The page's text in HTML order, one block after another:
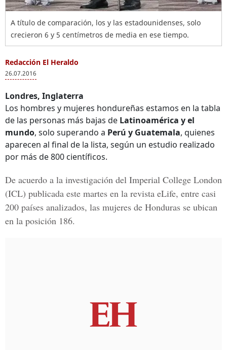
A título de comparación, los y las estadounidenses, solo
crecieron 6 y 5 centímetros de media en ese tiempo.
Redacción El Heraldo
26.07.2016
Londres, Inglaterra
Los hombres y mujeres hondureñas estamos en la tabla
de las personas más bajas de Latinoamérica y el
mundo, solo superando a Perú y Guatemala, quienes
aparecen al final de la lista, según un estudio realizado
por más de 800 científicos.
De acuerdo a la investigación del Imperial College London
(ICL) publicada este martes en la revista eLife, entre casi
200 países analizados, las mujeres de Honduras se ubican
en la posición 186.